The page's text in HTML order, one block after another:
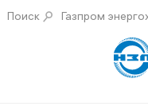
Поиск Газпром